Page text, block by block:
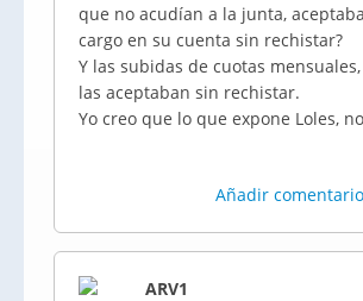
que no acudían a la junta,
cargo en su cuenta sin rechistar?
Y las subidas de cuotas
las aceptaban sin rechistar.
Yo creo que lo que expone Loles,
Añadir comentario
ARV1